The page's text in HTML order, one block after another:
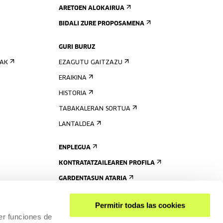
funciones de
Permitir todas las cookies
ARETOEN ALOKAIRUA
BIDALI ZURE PROPOSAMENA
GURI BURUZ
EZAGUTU GAITZAZU
ERAIKINA
HISTORIA
TABAKALERAN SORTUA
LANTALDEA
ENPLEGUA
KONTRATATZAILEAREN PROFILA
GARDENTASUN ATARIA